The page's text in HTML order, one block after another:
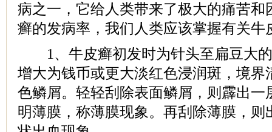
病之一，它给人类带来了极大的痛苦和
癣的发病率，我们人类应该掌握有关牛
1、牛皮癣初发时为针头至扁豆大的
增大为钱币或更大淡红色浸润斑，境界
色鳞屑。轻轻刮除表面鳞屑，则霹出一
明薄膜，称薄膜现象。再刮除薄膜，则